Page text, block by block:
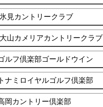
見カントリークラブ
山カメリアカントリークラブ
ルフ倶楽部ゴールドウイン
ナミロイヤルゴルフ倶楽部
岡カントリー倶楽部